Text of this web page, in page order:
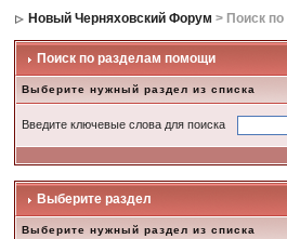
Новый Черняховский Форум > Поиск
Поиск по разделам помощи
Выберите нужный раздел из списка
Введите ключевые слова для поиска
Выберите раздел
Выберите нужный раздел из списка